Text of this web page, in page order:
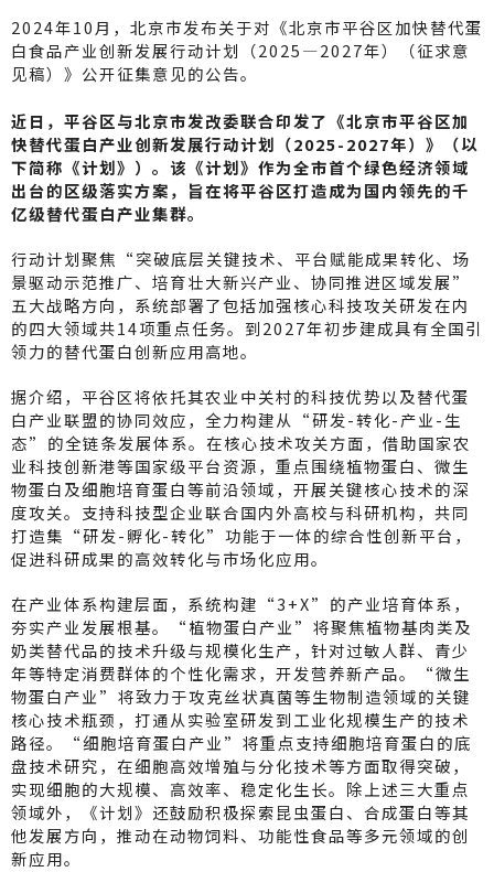
a
W
ei
b
o
C
h
a
t
ai
l
2024年10月，北京市发布关于对《北京市平谷区加快替代蛋
白食品产业创新发展行动计划（2025—2027年）（征求意
见稿）》公开征集意见的公告。
近日，平谷区与北京市发改委联合印发了《北京市平谷区加
快替代蛋白产业创新发展行动计划（2025-2027年）》（以
下简称《计划》）。该《计划》作为全市首个绿色经济领域
出台的区级落实方案，旨在将平谷区打造成为国内领先的千
亿级替代蛋白产业集群。
行动计划聚焦“突破底层关键技术、平台赋能成果转化、场
景驱动示范推广、培育壮大新兴产业、协同推进区域发展”
五大战略方向，系统部署了包括加强核心科技攻关研发在内
的四大领域共14项重点任务。到2027年初步建成具有全国引
领力的替代蛋白创新应用高地。
据介绍，平谷区将依托其农业中关村的科技优势以及替代蛋
白产业联盟的协同效应，全力构建从“研发-转化-产业-生
态”的全链条发展体系。在核心技术攻关方面，借助国家农
业科技创新港等国家级平台资源，重点围绕植物蛋白、微生
物蛋白及细胞培育蛋白等前沿领域，开展关键核心技术的深
度攻关。支持科技型企业联合国内外高校与科研机构，共同
打造集“研发-孵化-转化”功能于一体的综合性创新平台，
促进科研成果的高效转化与市场化应用。
在产业体系构建层面，系统构建“3+X”的产业培育体系，
夯实产业发展根基。“植物蛋白产业”将聚焦植物基肉类及
奶类替代品的技术升级与规模化生产，针对过敏人群、青少
年等特定消费群体的个性化需求，开发营养新产品。“微生
物蛋白产业”将致力于攻克丝状真菌等生物制造领域的关键
核心技术瓶颈，打通从实验室研发到工业化规模生产的技术
路径。“细胞培育蛋白产业”将重点支持细胞培育蛋白的底
盘技术研究，在细胞高效增殖与分化技术等方面取得突破，
实现细胞的大规模、高效率、稳定化生长。除上述三大重点
领域外，《计划》还鼓励积极探索昆虫蛋白、合成蛋白等其
他发展方向，推动在动物饲料、功能性食品等多元领域的创
新应用。